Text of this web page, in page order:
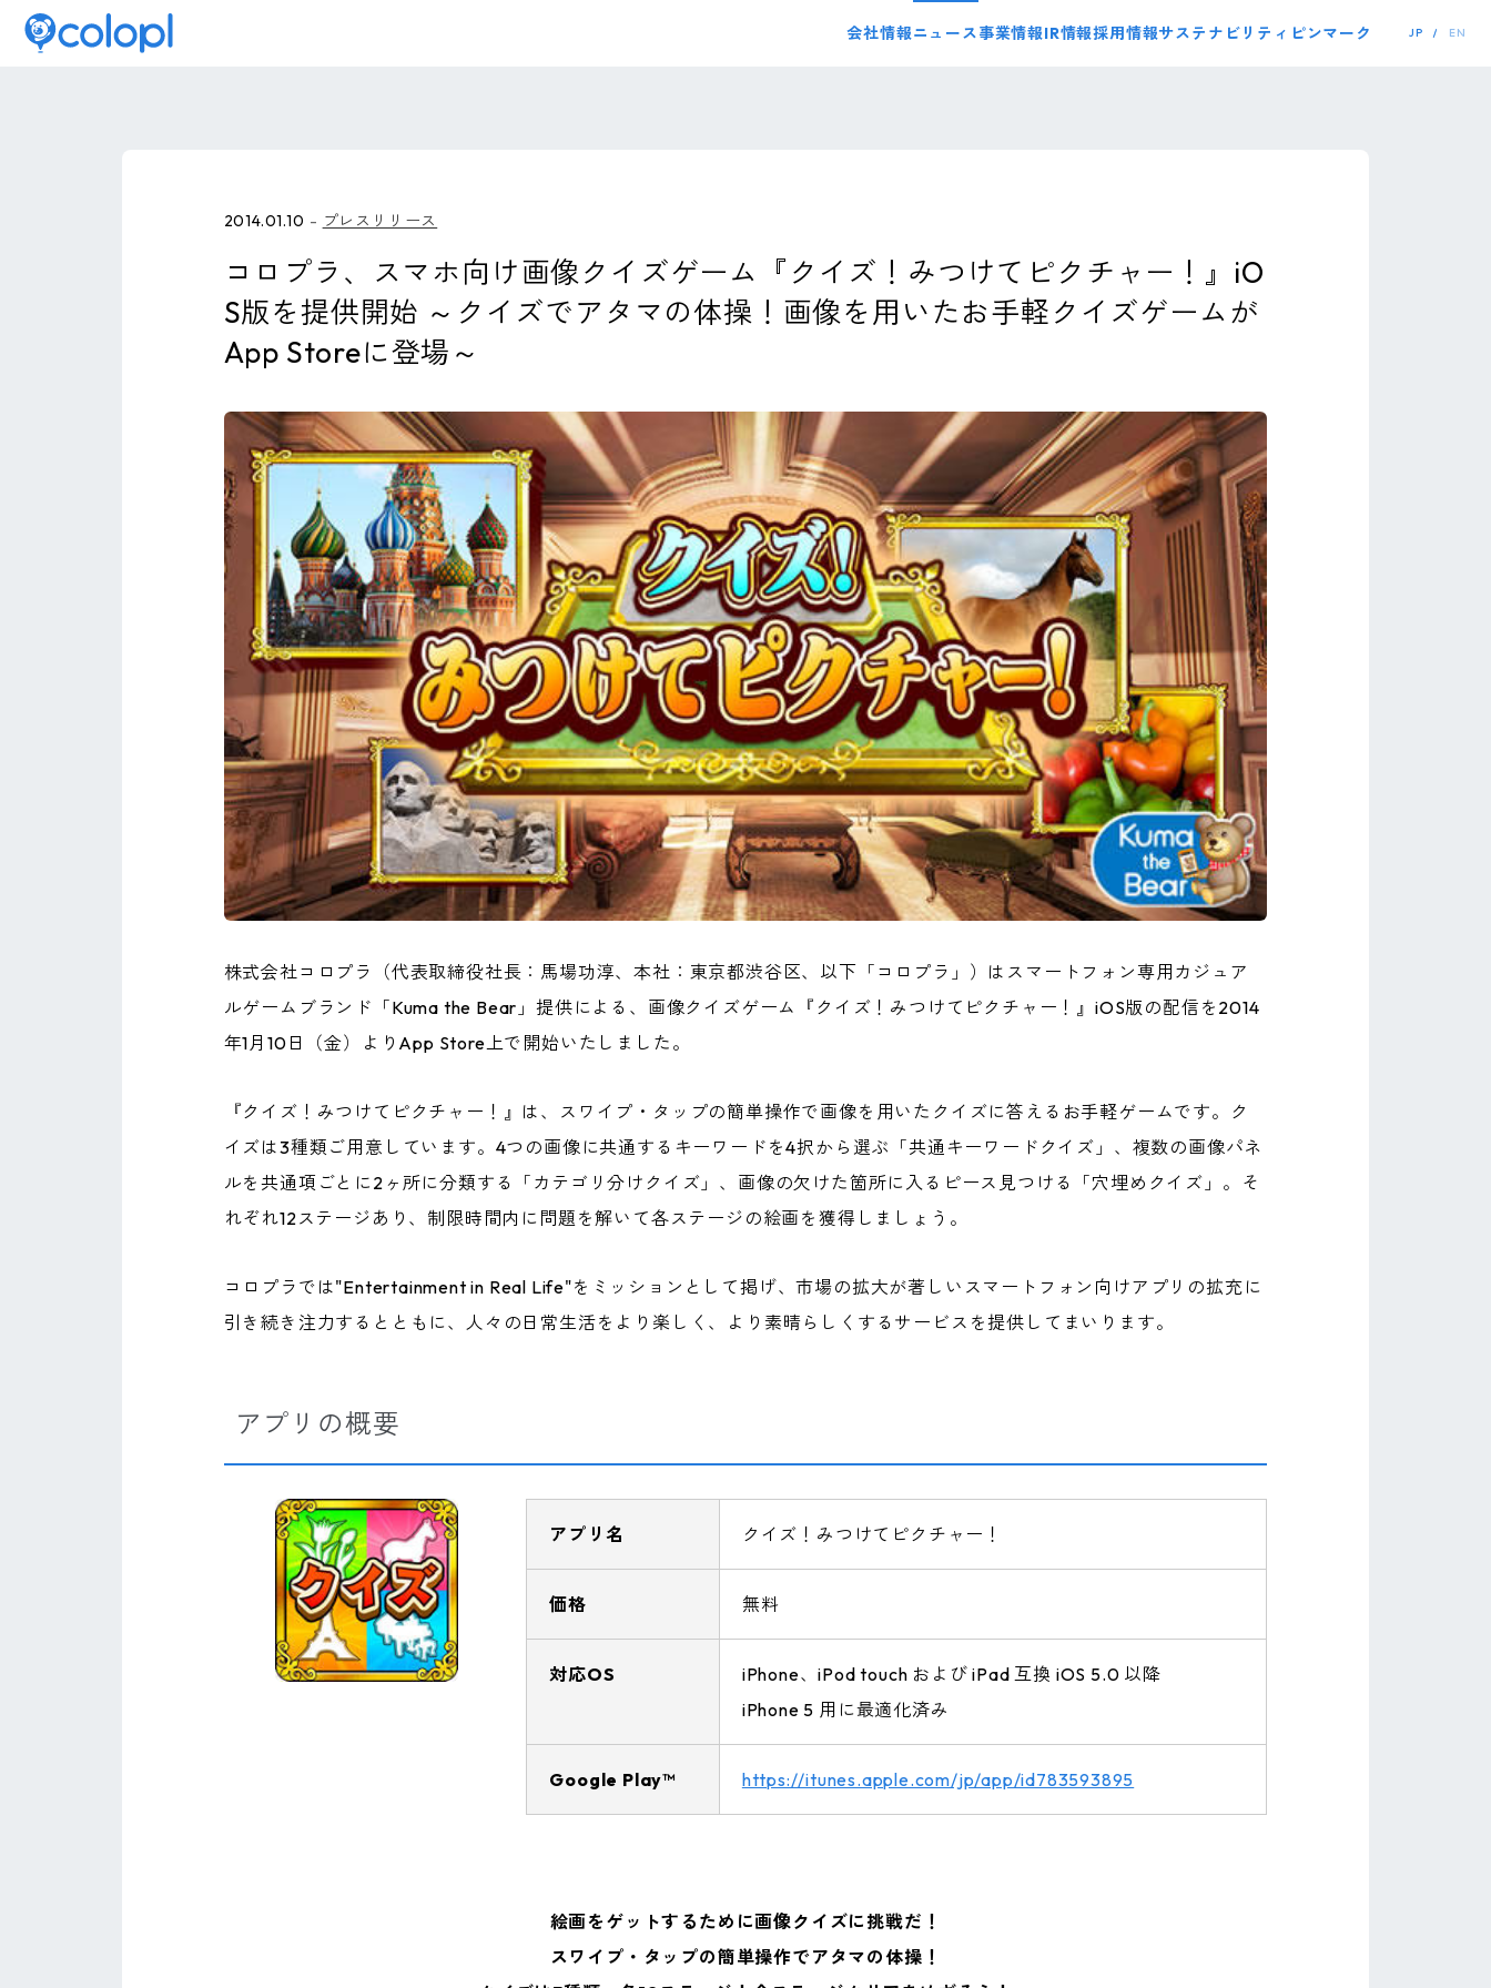
会社情報ニュース事業情報IR情報採用情報サステナビリティ ピンマーク JP EN
2014.01.10 プレスリリース
コロプラ、スマホ向け画像クイズゲーム『クイズ！みつけてピクチャー！』iO
S版を提供開始 ～クイズでアタマの体操！画像を用いたお手軽クイズゲームが
App Storeに登場～
株式会社コロプラ（代表取締役社長：馬場功淳、本社：東京都渋谷区、以下「コロプラ」）はスマートフォン専用カジュア
ルゲームブランド「Kuma the Bear」提供による、画像クイズゲーム『クイズ！みつけてピクチャー！』iOS版の配信を2014
年1月10日（金）よりApp Store上で開始いたしました。
『クイズ！みつけてピクチャー！』は、スワイプ・タップの簡単操作で画像を用いたクイズに答えるお手軽ゲームです。ク
イズは3種類ご用意しています。4つの画像に共通するキーワードを4択から選ぶ「共通キーワードクイズ」、複数の画像パネ
ルを共通項ごとに2ヶ所に分類する「カテゴリ分けクイズ」、画像の欠けた箇所に入るピース見つける「穴埋めクイズ」。そ
れぞれ12ステージあり、制限時間内に問題を解いて各ステージの絵画を獲得しましょう。
コロプラでは"Entertainment in Real Life"をミッションとして掲げ、市場の拡大が著しいスマートフォン向けアプリの拡充に
引き続き注力するとともに、人々の日常生活をより楽しく、より素晴らしくするサービスを提供してまいります。
アプリの概要
アプリ名 クイズ！みつけてピクチャー！
価格 無料
対応OS
iPhone、iPod touch および iPad 互換 iOS 5.0 以降
iPhone 5 用に最適化済み
Google Play™ https://itunes.apple.com/jp/app/id783593895
絵画をゲットするために画像クイズに挑戦だ！
スワイプ・タップの簡単操作でアタマの体操！